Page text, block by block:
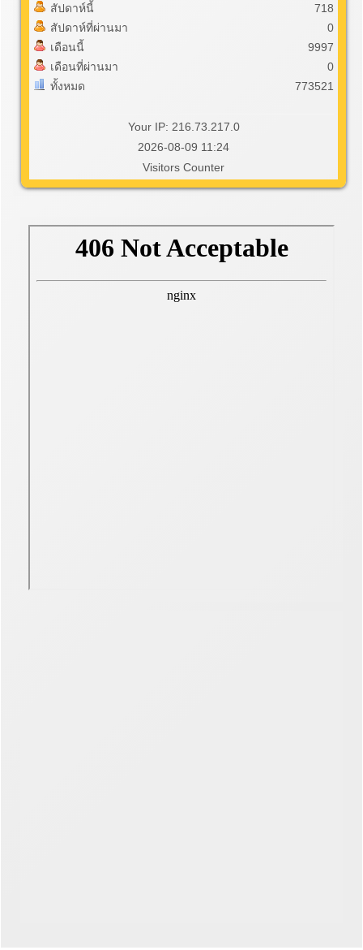
สัปดาห์นี้
สัปดาห์ที่ผ่านมา
เดือนนี้
เดือนที่ผ่านมา
ทั้งหมด
718
0
9997
0
773521
Your IP: 216.73.217.0
2026-08-09 11:24
Visitors Counter